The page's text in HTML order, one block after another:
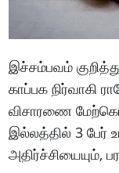
இச்சம்பவம்
காப்பக நிர்வாகி
விசாரணை
இல்லத்தில் 3 பேர்
அதிர்ச்சியையும்,